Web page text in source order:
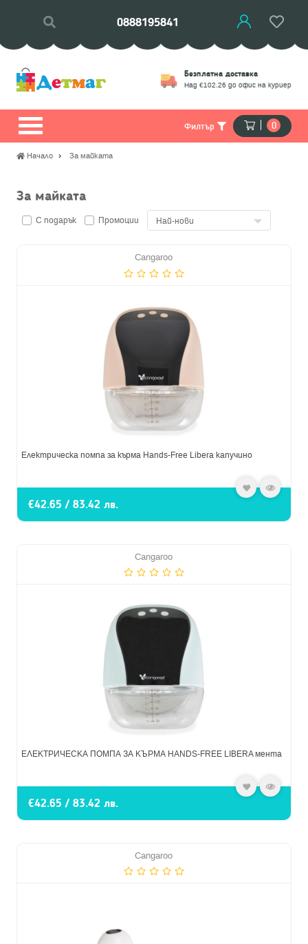
0888195841
Замяна на стоки
Безплатна доставка
Над €102.26 до офис на куриер
Филтър 0
Начало За майката
За майката
С подарък Промоции
Cangaroo
Електрическа помпа за кърма Hands-Free Libera капучино
€42.65 / 83.42 лв.
Cangaroo
ЕЛЕКТРИЧЕСКА ПОМПА ЗА КЪРМА HANDS-FREE LIBERA мента
€42.65 / 83.42 лв.
Cangaroo